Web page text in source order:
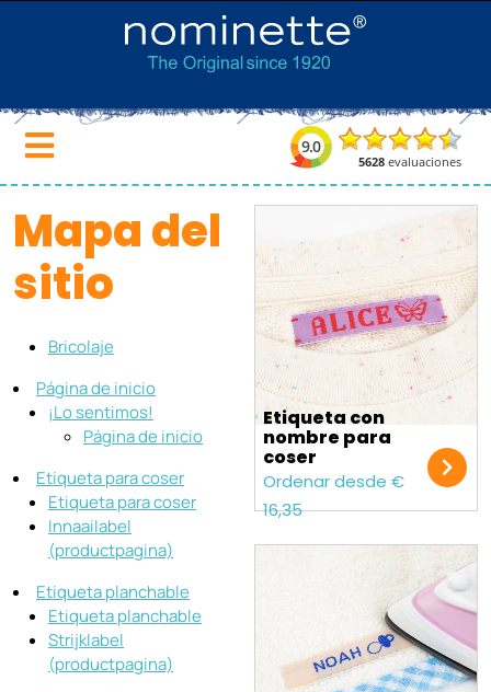
Mapa del
sitio
Bricolaje
Página de inicio
¡Lo sentimos!
Página de inicio
Etiqueta para coser
Etiqueta para coser
Innaailabel
(productpagina)
Etiqueta planchable
Etiqueta planchable
Strijklabel
(productpagina)
Etiqueta con
nombre para
coser
Ordenar desde €
16,35